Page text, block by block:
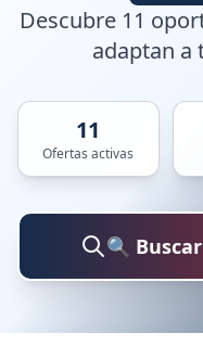
Descubre 11
adaptan a
11
Ofertas activas
🔍